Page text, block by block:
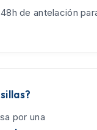
de antelación
por una